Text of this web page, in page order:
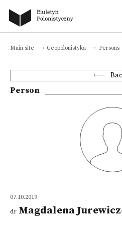
Main site Geopolonistyka Persons
Person
07.10.2019
dr Magdalena